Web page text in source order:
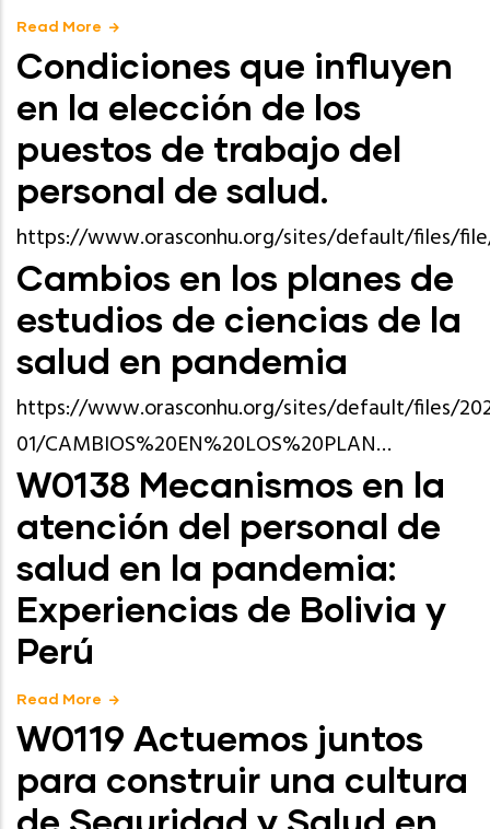
Read More
Condiciones que influyen
en la elección de los
puestos de trabajo del
personal de salud.
https://www.orasconhu.org/sites/default/files/
Cambios en los planes de
estudios de ciencias de la
salud en pandemia
https://www.orasconhu.org/sites/default/files/
01/CAMBIOS%20EN%20LOS%20PLAN…
W0138 Mecanismos en la
atención del personal de
salud en la pandemia:
Experiencias de Bolivia y
Perú
Read More
W0119 Actuemos juntos
para construir una cultura